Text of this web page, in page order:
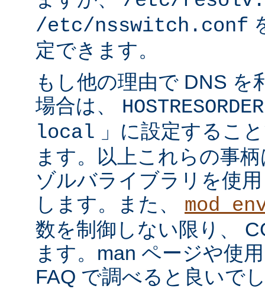
/etc/nsswitch.conf
定できます。
もし他の理由で DNS を
場合は、 HOSTRESORDER
local 」に設定するこ
ます。以上これらの事
ゾルバライブラリを使
します。また、
数を制御しない限り、
ます。man ページや使
FAQ で調べると良いで